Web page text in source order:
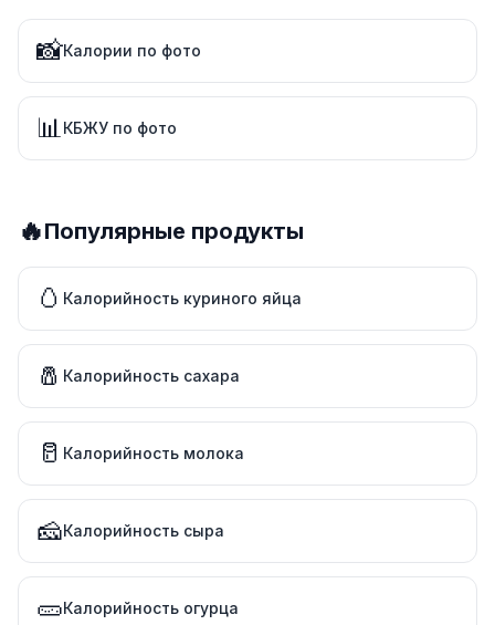
📸Калории по фото
📊КБЖУ по фото
🔥Популярные продукты
🥚 Калорийность куриного яйца
🧂 Калорийность сахара
🥛 Калорийность молока
🧀Калорийность сыра
🥒Калорийность огурца